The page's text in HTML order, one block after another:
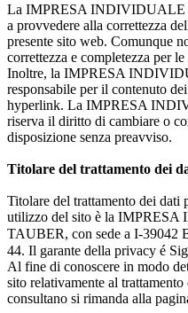
La IMPRESA INDIVIDUALE
a provvedere alla correttezza
presente sito web. Comunque
correttezza e completezza per
Inoltre, la IMPRESA
responsabile per il contenuto
hyperlink. La IMPRESA
riserva il diritto di cambiare o
disposizione senza preavviso.
Titolare del trattamento dei
Titolare del trattamento dei dati
utilizzo del sito è la
TAUBER, con sede a I-39042
44. Il garante della privacy é
Al fine di conoscere in modo
sito relativamente al
consultano si rimanda alla